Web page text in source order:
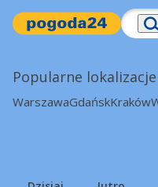
Popularne lokalizacje
WarszawaGdańskKraków